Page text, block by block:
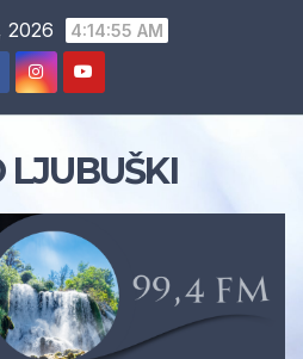
2026 4:14:56 AM
LJUBUŠKI